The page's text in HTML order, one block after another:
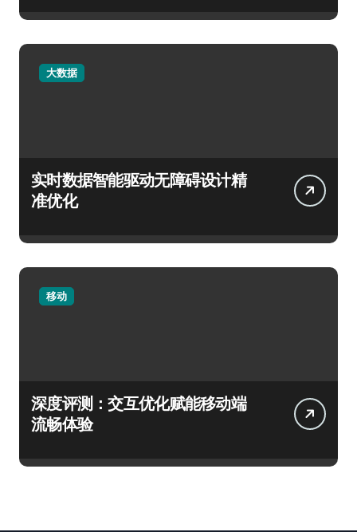
大数据
实时数据智能驱动无障碍设计精
准优化
移动
深度评测：交互优化赋能移动端
流畅体验